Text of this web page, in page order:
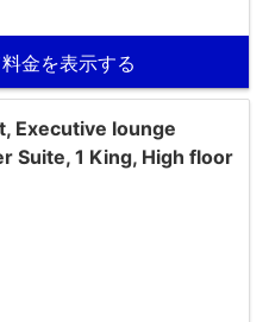
金を表示する
Executive lounge
Suite, 1 King, High floor